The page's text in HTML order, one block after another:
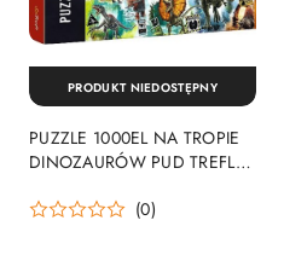
PUZZLE 1000EL NA TROPIE
DINOZAURÓW PUD TREFL
(0)
PRODUKT NIEDOSTĘPNY